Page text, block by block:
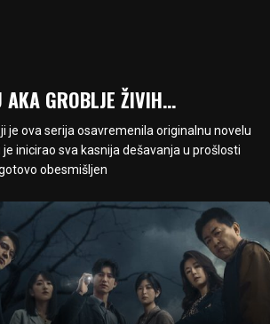
AKA GROBLJE ŽIVIH…
je ova serija osavremenila originalnu novelu
inicirao sva kasnija dešavanja u prošlosti
obesmišljen